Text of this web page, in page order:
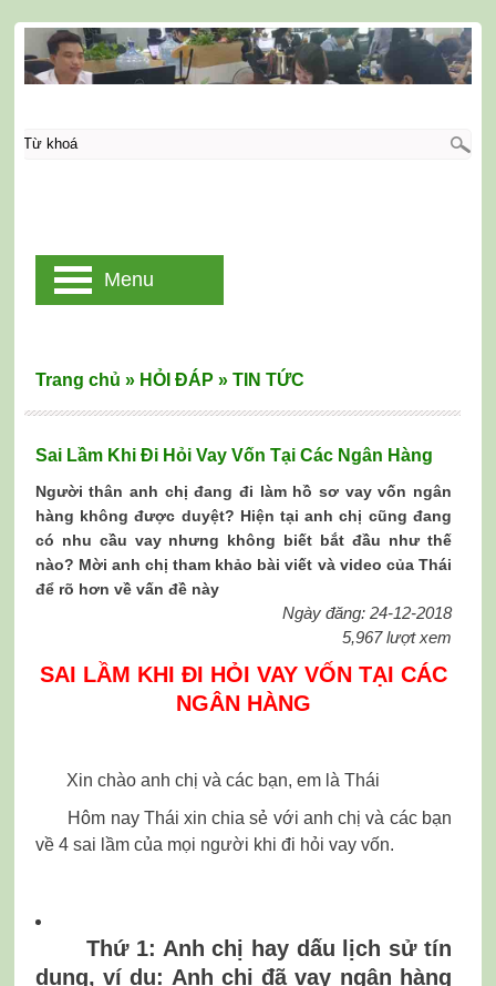
Sai Lầm Khi Đi Hỏi Vay Vốn Tại Các Ngân Hàng
Người thân anh chị đang đi làm hồ sơ vay vốn ngân
hàng không được duyệt? Hiện tại anh chị cũng đang
có nhu cầu vay nhưng không biết bắt đầu như thế
nào? Mời anh chị tham khảo bài viết và video của Thái
để rõ hơn về vấn đề này
Ngày đăng: 24-12-2018
5,967 lượt xem
SAI LẦM KHI ĐI HỎI VAY VỐN TẠI CÁC
NGÂN HÀNG
Xin chào anh chị và các bạn, em là Thái
Hôm nay Thái xin chia sẻ với anh chị và các bạn
về 4 sai lầm của mọi người khi đi hỏi vay vốn.
Thứ 1: Anh chị hay dấu lịch sử tín
dụng, ví dụ: Anh chị đã vay ngân hàng
Trang chủ » HỎI ĐÁP » TIN TỨC
Menu